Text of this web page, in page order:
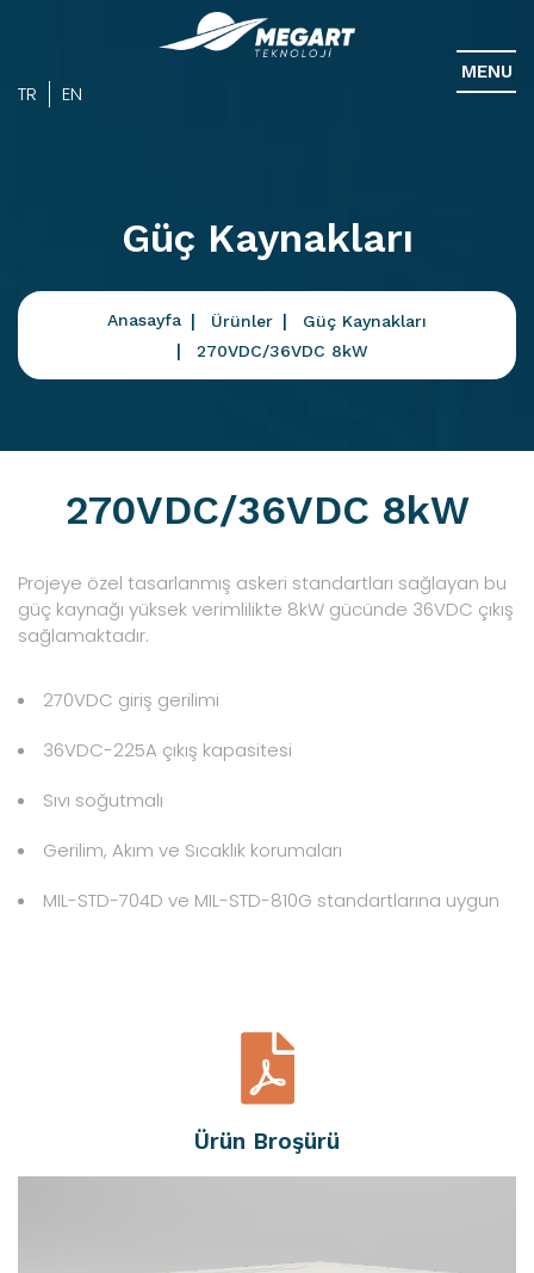
TR EN
MENU
Güç Kaynakları
Anasayfa Ürünler
Güç Kaynakları
270VDC/36VDC 8kW
270VDC/36VDC 8kW
Projeye özel tasarlanmış askeri standartları sağlayan bu
güç kaynağı yüksek verimlilikte 8kW gücünde 36VDC çıkış
sağlamaktadır.
270VDC giriş gerilimi
36VDC-225A çıkış kapasitesi
Sıvı soğutmalı
Gerilim, Akım ve Sıcaklık korumaları
MIL-STD-704D ve MIL-STD-810G standartlarına uygun
Ürün Broşürü